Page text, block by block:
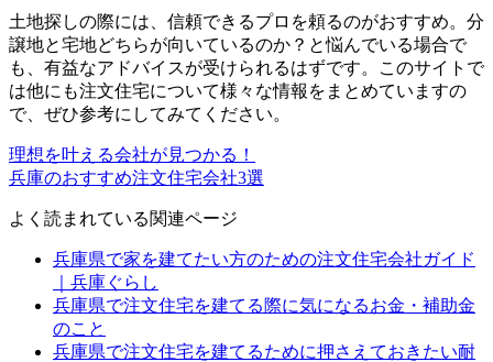
土地探しの際には、信頼できるプロを頼るのがおすすめ。分
譲地と宅地どちらが向いているのか？と悩んでいる場合で
も、有益なアドバイスが受けられるはずです。このサイトで
は他にも注文住宅について様々な情報をまとめていますの
で、ぜひ参考にしてみてください。
理想を叶える会社が見つかる！
兵庫のおすすめ注文住宅会社3選
よく読まれている関連ページ
兵庫県で家を建てたい方のための注文住宅会社ガイド
｜兵庫ぐらし
兵庫県で注文住宅を建てる際に気になるお金・補助金
のこと
兵庫県で注文住宅を建てるために押さえておきたい耐